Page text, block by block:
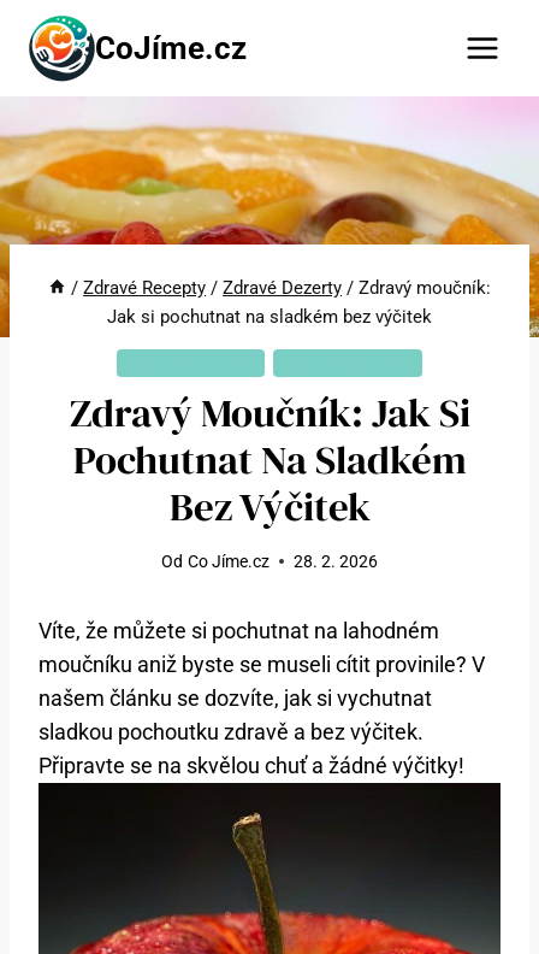
Přeskočit
obsah
CoJíme.cz
/ Zdravé Recepty / Zdravé Dezerty / Zdravý moučník:
Jak si pochutnat na sladkém bez výčitek
Zdravý Moučník: Jak Si
Pochutnat Na Sladkém
Bez Výčitek
Od Co Jíme.cz 28. 2. 2026
Víte, že můžete si pochutnat na lahodném
moučníku aniž byste se museli cítit provinile? V
našem článku se dozvíte, jak si vychutnat
sladkou pochoutku zdravě a bez výčitek.
Připravte se na skvělou chuť a žádné výčitky!